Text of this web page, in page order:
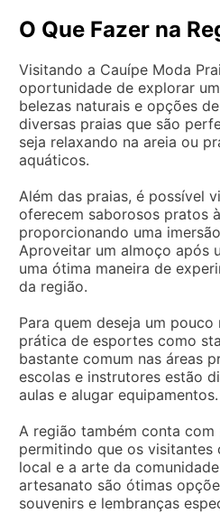
O Que Fazer na
Visitando a Cauípe Moda
oportunidade de explorar
belezas naturais e opções
diversas praias que são
seja relaxando na areia ou
aquáticos.
Além das praias, é possível
oferecem saborosos pratos
proporcionando uma
Aproveitar um almoço após
uma ótima maneira de
da região.
Para quem deseja um pouco
prática de esportes como
bastante comum nas áreas
escolas e instrutores estão
aulas e alugar equipamentos.
A região também conta com
permitindo que os visitantes
local e a arte da
artesanato são ótimas
souvenirs e lembranças